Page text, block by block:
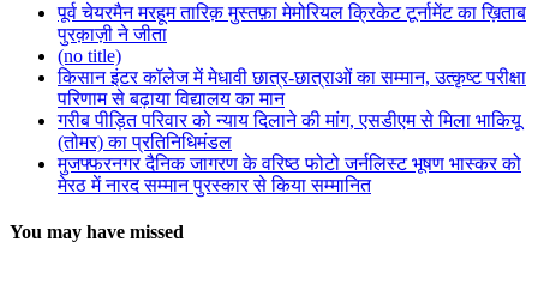
पूर्व चेयरमैन मरहूम तारिक़ मुस्तफ़ा मेमोरियल क्रिकेट टूर्नामेंट का ख़िताब
पुरक़ाज़ी ने जीता
(no title)
किसान इंटर कॉलेज में मेधावी छात्र-छात्राओं का सम्मान, उत्कृष्ट परीक्षा
परिणाम से बढ़ाया विद्यालय का मान
गरीब पीड़ित परिवार को न्याय दिलाने की मांग, एसडीएम से मिला भाकियू
(तोमर) का प्रतिनिधिमंडल
मुजफ्फरनगर दैनिक जागरण के वरिष्ठ फोटो जर्नलिस्ट भूषण भास्कर को
मेरठ में नारद सम्मान पुरस्कार से किया सम्मानित
You may have missed